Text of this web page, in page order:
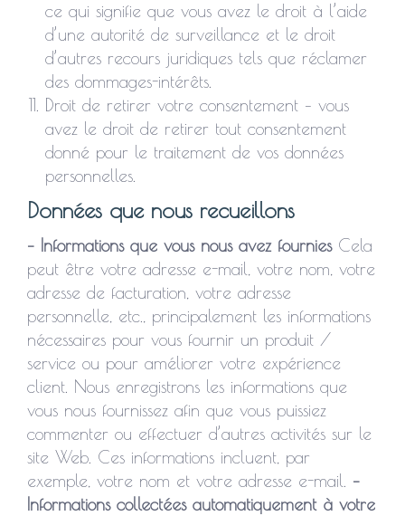
ce qui signifie que vous avez le droit à l’aide
d’une autorité de surveillance et le droit
d’autres recours juridiques tels que réclamer
des dommages-intérêts.
Droit de retirer votre consentement – vous
avez le droit de retirer tout consentement
donné pour le traitement de vos données
personnelles.
Données que nous recueillons
– Informations que vous nous avez fourniesCela
peut être votre adresse e-mail, votre nom, votre
adresse de facturation, votre adresse
personnelle, etc., principalement les informations
nécessaires pour vous fournir un produit /
service ou pour améliorer votre expérience
client. Nous enregistrons les informations que
vous nous fournissez afin que vous puissiez
commenter ou effectuer d’autres activités sur le
site Web. Ces informations incluent, par
exemple, votre nom et votre adresse e-mail. –
Informations collectées automatiquement à votre